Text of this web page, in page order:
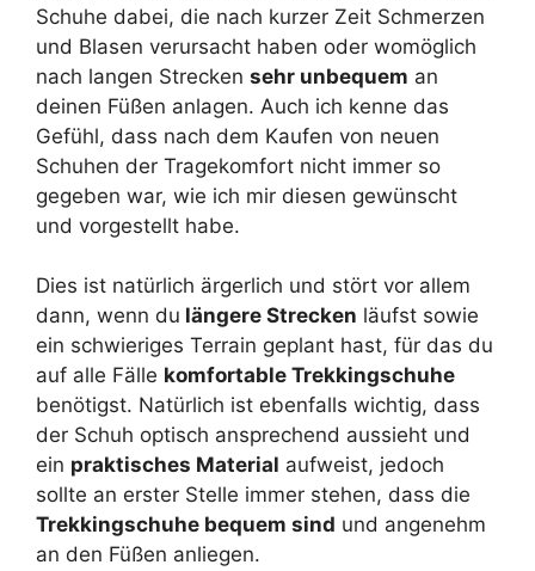
Schuhe dabei, die nach kurzer Zeit Schmerzen
und Blasen verursacht haben oder womöglich
nach langen Strecken sehr unbequem an
deinen Füßen anlagen. Auch ich kenne das
Gefühl, dass nach dem Kaufen von neuen
Schuhen der Tragekomfort nicht immer so
gegeben war, wie ich mir diesen gewünscht
und vorgestellt habe.
Dies ist natürlich ärgerlich und stört vor allem
dann, wenn du längere Strecken läufst sowie
ein schwieriges Terrain geplant hast, für das du
auf alle Fälle komfortable Trekkingschuhe
benötigst. Natürlich ist ebenfalls wichtig, dass
der Schuh optisch ansprechend aussieht und
ein praktisches Material aufweist, jedoch
sollte an erster Stelle immer stehen, dass die
Trekkingschuhe bequem sind und angenehm
an den Füßen anliegen.